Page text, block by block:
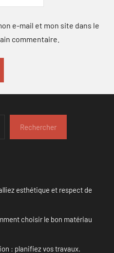
e-mail et mon site dans le
commentaire.
Rechercher
esthétique et respect de
choisir le bon matériau
: planifiez vos travaux.